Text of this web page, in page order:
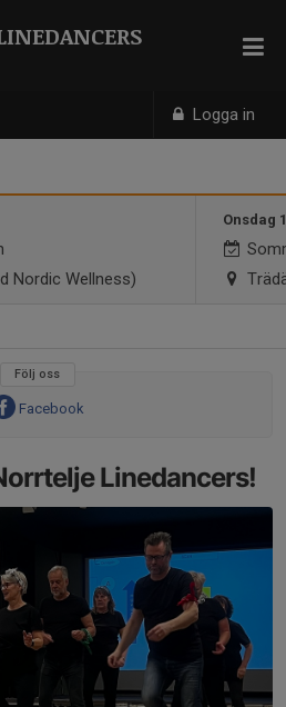
Logga in
Nordic Wellness)
Onsdag
Följ oss
Facebook
Linedancers!